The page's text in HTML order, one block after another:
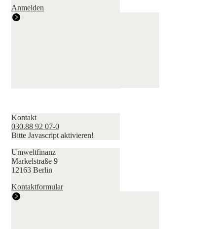
Anmelden
Kontakt
030.88 92 07-0
Bitte Javascript aktivieren!
Umweltfinanz
Markelstraße 9
12163 Berlin
Kontaktformular